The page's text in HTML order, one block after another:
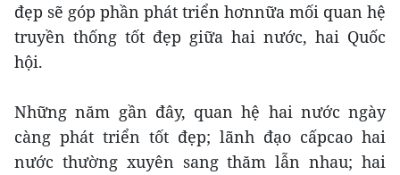
đẹp sẽ góp phần phát triển hơnnữa mối quan hệ
truyền thống tốt đẹp giữa hai nước, hai Quốc
hội.
Những năm gần đây, quan hệ hai nước ngày
càng phát triển tốt đẹp; lãnh đạo cấpcao hai
nước thường xuyên sang thăm lẫn nhau; hai